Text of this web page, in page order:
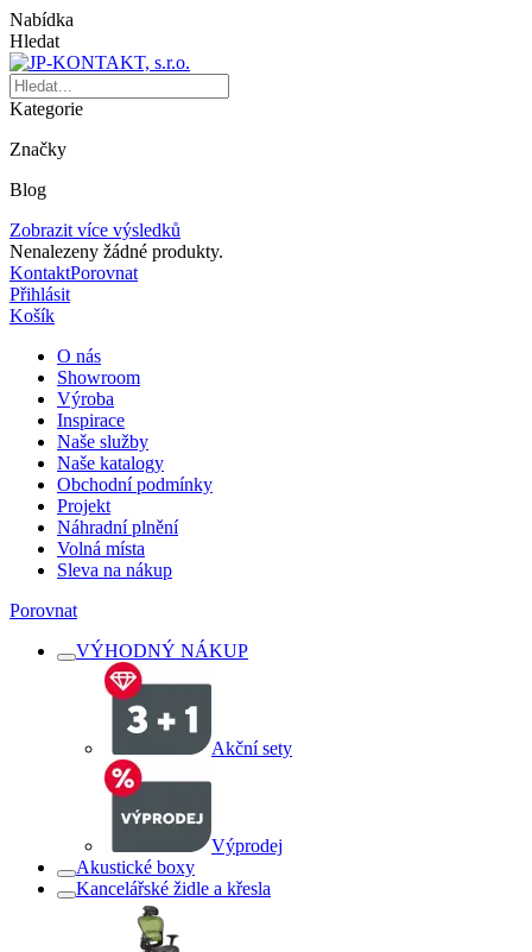
Nabídka
Hledat
Kategorie
Značky
Blog
Zobrazit více výsledků
Nenalezeny žádné produkty.
KontaktPorovnat
Přihlásit
Košík
O nás
Showroom
Výroba
Inspirace
Naše služby
Naše katalogy
Obchodní podmínky
Projekt
Náhradní plnění
Volná místa
Sleva na nákup
Porovnat
VÝHODNÝ NÁKUP
Akční sety
Výprodej
Akustické boxy
Kancelářské židle a křesla